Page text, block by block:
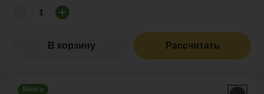
В корзину Рассчитать
Много